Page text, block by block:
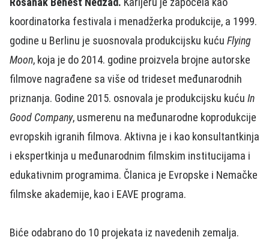
koordinatorka festivala i menadžerka produkcije, a 1999.
godine u Berlinu je suosnovala produkcijsku kuću Flying
Moon, koja je do 2014. godine proizvela brojne autorske
filmove nagrađene sa više od trideset međunarodnih
priznanja. Godine 2015. osnovala je produkcijsku kuću In
Good Company, usmerenu na međunarodne koprodukcije
evropskih igranih filmova. Aktivna je i kao konsultantkinja
i ekspertkinja u međunarodnim filmskim institucijama i
edukativnim programima. Članica je Evropske i Nemačke
filmske akademije, kao i EAVE programa.
Biće odabrano do 10 projekata iz navedenih zemalja.